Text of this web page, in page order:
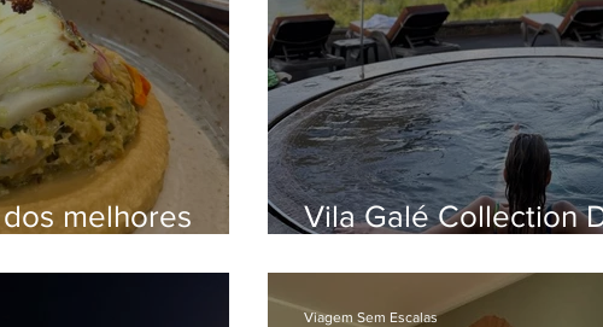
melhores
Vila Galé Collection
Viagem Sem Escalas